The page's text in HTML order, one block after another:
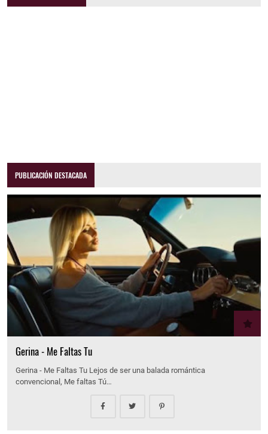
PUBLICACIÓN DESTACADA
Gerina - Me Faltas Tu
Gerina - Me Faltas Tu Lejos de ser una balada romántica
convencional, Me faltas Tú…